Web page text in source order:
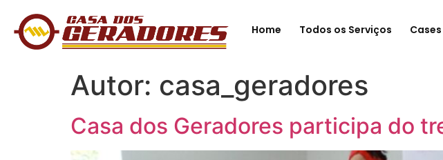
Home Todos os Serviços Cases
Autor: casa_geradores
Casa dos Geradores participa do